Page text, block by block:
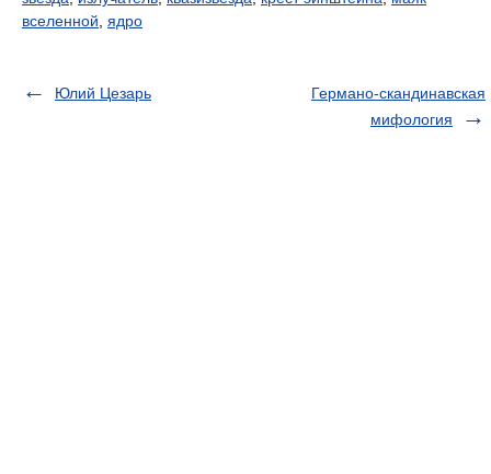
вселенной ядро
Юлий Цезарь
Германо-скандинавская
мифология